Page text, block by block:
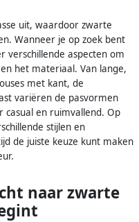
uit, waardoor zwarte
Wanneer je op zoek bent
verschillende aspecten om
het materiaal. Van lange,
met kant, de
variëren de pasvormen
en ruimvallend. Op
stijlen en
de juiste keuze kunt maken
naar zwarte